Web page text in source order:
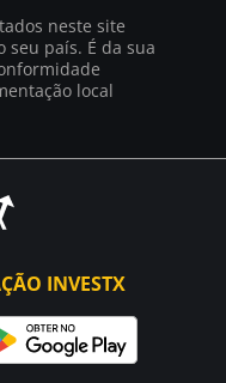
neste site
seu país. É da sua
local
INVESTX